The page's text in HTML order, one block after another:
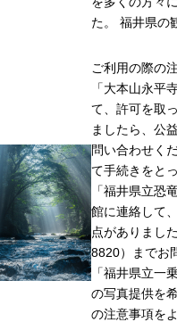
た。 福井県の
ご利用の際の
「大本山永平
て、許可を取
ましたら、公
問い合わせく
て手続きをと
「福井県立恐
館に連絡して
点がありまし
8820）までお
「福井県立一
の写真提供を
の注意事項を